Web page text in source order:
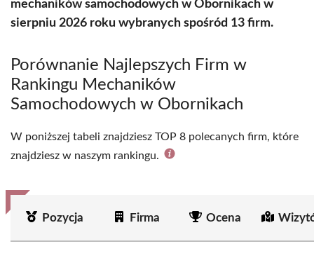
mechaników samochodowych w Obornikach w
sierpniu 2026 roku wybranych spośród 13 firm.
Porównanie Najlepszych Firm w
Rankingu Mechaników
Samochodowych w Obornikach
W poniższej tabeli znajdziesz TOP 8 polecanych firm, które
znajdziesz w naszym rankingu.
Pozycja Firma Ocena